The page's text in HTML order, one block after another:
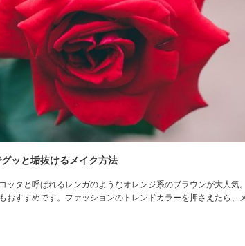
ッと垢抜けるメイク方法
ッタと呼ばれるレンガのようなオレンジ系のブラウンが大人気
おすすめです。ファッションのトレンドカラーを押さえたら、